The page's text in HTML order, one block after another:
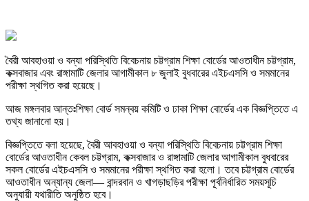
বৈরী আবহাওয়া ও বন্যা পরিস্থিতি বিবেচনায় চট্টগ্রাম শিক্ষা বোর্ডের আওতাধীন চট্টগ্রাম,
কক্সবাজার এবং রাঙ্গামাটি জেলার আগামীকাল ৮ জুলাই বুধবারের এইচএসসি ও সমমানের
পরীক্ষা স্থগিত করা হয়েছে।
আজ মঙ্গলবার আন্তঃশিক্ষা বোর্ড সমন্বয় কমিটি ও ঢাকা শিক্ষা বোর্ডের এক বিজ্ঞপ্তিতে এ
তথ্য জানানো হয়।
বিজ্ঞপ্তিতে বলা হয়েছে, বৈরী আবহাওয়া ও বন্যা পরিস্থিতি বিবেচনায় চট্টগ্রাম শিক্ষা
বোর্ডের আওতাধীন কেবল চট্টগ্রাম, কক্সবাজার ও রাঙ্গামাটি জেলার আগামীকাল বুধবারের
সকল বোর্ডের এইচএসসি ও সমমানের পরীক্ষা স্থগিত করা হলো। তবে চট্টগ্রাম বোর্ডের
আওতাধীন অন্যান্য জেলা— বান্দরবান ও খাগড়াছড়ির পরীক্ষা পূর্বনির্ধারিত সময়সূচি
অনুযায়ী যথারীতি অনুষ্ঠিত হবে।